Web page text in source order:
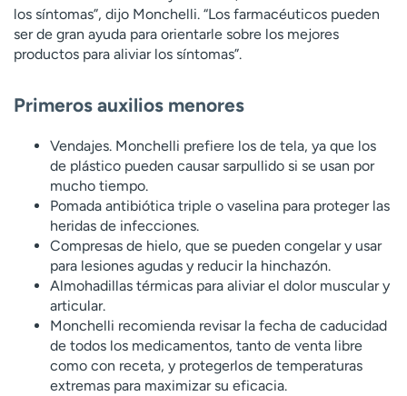
los síntomas”, dijo Monchelli. “Los farmacéuticos pueden
ser de gran ayuda para orientarle sobre los mejores
productos para aliviar los síntomas”.
Primeros auxilios menores
Vendajes. Monchelli prefiere los de tela, ya que los
de plástico pueden causar sarpullido si se usan por
mucho tiempo.
Pomada antibiótica triple o vaselina para proteger las
heridas de infecciones.
Compresas de hielo, que se pueden congelar y usar
para lesiones agudas y reducir la hinchazón.
Almohadillas térmicas para aliviar el dolor muscular y
articular.
Monchelli recomienda revisar la fecha de caducidad
de todos los medicamentos, tanto de venta libre
como con receta, y protegerlos de temperaturas
extremas para maximizar su eficacia.